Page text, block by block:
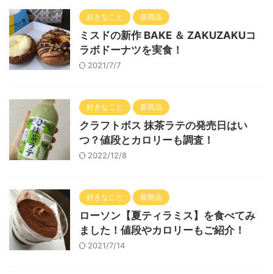
好きなこと 新商品
ミスドの新作 BAKE ＆ ZAKUZAKUコ
ラボドーナツを実食！
2021/7/7
好きなこと 新商品
クラフトボス 抹茶ラテの発売日はい
つ？値段とカロリーも調査！
2022/12/8
好きなこと 新商品
ローソン【夏ティラミス】を食べてみ
ました！値段やカロリーもご紹介！
2021/7/14